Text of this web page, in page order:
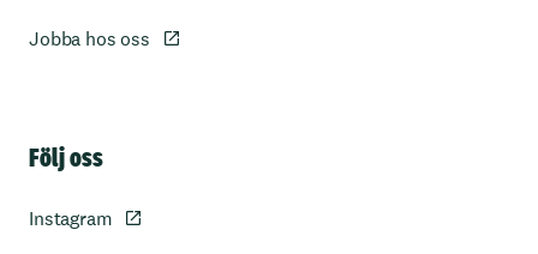
Jobba hos oss
Följ oss
Instagram